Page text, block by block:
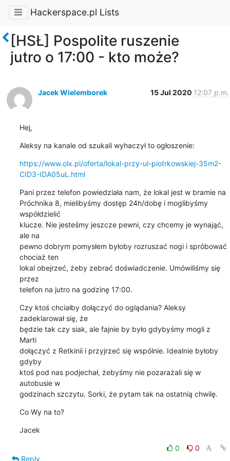
Hackerspace.pl Lists
[HSŁ] Pospolite ruszenie
jutro o 17:00 - kto może?
Jacek Wielemborek 15 Jul 2020 12:07 p.m.
Hej,
Aleksy na kanale od szukali wyhaczył to ogłoszenie:
https://www.olx.pl/oferta/lokal-przy-ul-piotrkowskiej-35m2-
CID3-IDA05uL.html
Pani przez telefon powiedziała nam, że lokal jest w bramie na
Próchnika 8, mielibyśmy dostęp 24h/dobę i moglibyśmy
współdzielić
klucze. Nie jesteśmy jeszcze pewni, czy chcemy je wynająć,
ale na
pewno dobrym pomysłem byłoby rozruszać nogi i spróbować
chociaż ten
lokal obejrzeć, żeby zebrać doświadczenie. Umówiliśmy się
przez
telefon na jutro na godzinę 17:00.
Czy ktoś chciałby dołączyć do oglądania? Aleksy
zadeklarował się, że
będzie tak czy siak, ale fajnie by było gdybyśmy mogli z
Marti
dołączyć z Retkinii i przyjrzeć się wspólnie. Idealnie byłoby
gdyby
ktoś pod nas podjechał, żebyśmy nie pozarażali się w
autobusie w
godzinach szczytu. Sorki, że pytam tak na ostatnią chwilę.
Co Wy na to?
Jacek
0
0
Reply